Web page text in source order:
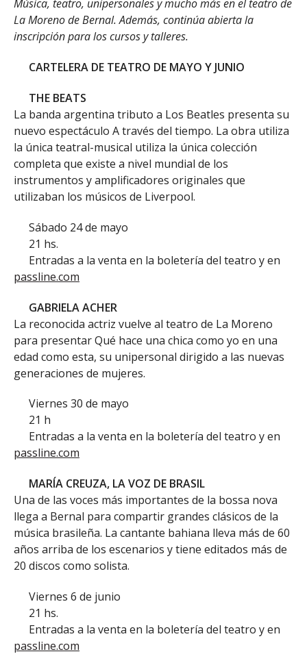
Música, teatro, unipersonales y mucho más en el teatro de
La Moreno de Bernal. Además, continúa abierta la
inscripción para los cursos y talleres.
CARTELERA DE TEATRO DE MAYO Y JUNIO
THE BEATS
La banda argentina tributo a Los Beatles presenta su
nuevo espectáculo A través del tiempo. La obra utiliza
la única teatral-musical utiliza la única colección
completa que existe a nivel mundial de los
instrumentos y amplificadores originales que
utilizaban los músicos de Liverpool.
Sábado 24 de mayo
21 hs.
Entradas a la venta en la boletería del teatro y en
passline.com
GABRIELA ACHER
La reconocida actriz vuelve al teatro de La Moreno
para presentar Qué hace una chica como yo en una
edad como esta, su unipersonal dirigido a las nuevas
generaciones de mujeres.
Viernes 30 de mayo
21 h
Entradas a la venta en la boletería del teatro y en
passline.com
MARÍA CREUZA, LA VOZ DE BRASIL
Una de las voces más importantes de la bossa nova
llega a Bernal para compartir grandes clásicos de la
música brasileña. La cantante bahiana lleva más de 60
años arriba de los escenarios y tiene editados más de
20 discos como solista.
Viernes 6 de junio
21 hs.
Entradas a la venta en la boletería del teatro y en
passline.com